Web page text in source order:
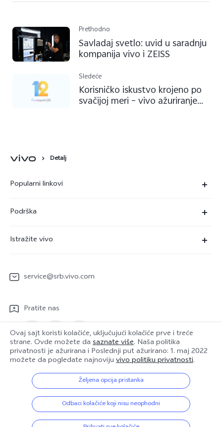
Prethodno
Savladaj svetlo: uvid u saradnju
kompanija vivo i ZEISS
Sledeće
Korisničko iskustvo krojeno po
svačijoj meri – vivo ažuriranje
Detalj
Popularni linkovi
Y22s
Y17s
Podrška
Funtouch OS
Nadogradnja sistema
Uputstvo za korišćenje
Evidencija ažuriranja
Garantna politika
Istražite vivo
Ljudi
Pravna obaveštenja
Održivost
vivo Centar za privatnost
service@srb.vivo.com
Pratite nas
Serbia | Izaberite zemlju/region
© {3} vivo Mobile Communication Co., Ltd. Sva prava zadržana.
Politika privatnosti | Smernice za kolačiće | Podršku za privatnost
Ovaj sajt koristi kolačiće, uključujući kolačiće prve i treće
strane. Ovde možete da saznate više. Naša politika
privatnosti je ažurirana i Poslednji put ažurirano: 1. maj 2022
možete da pogledate najnoviju vivo politiku privatnosti.
Željena opcija pristanka
Odbaci kolačiće koji nisu neophodni